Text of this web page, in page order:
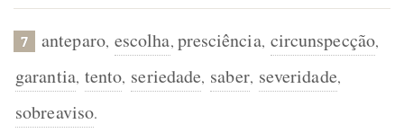
7 anteparo, escolha, presciência, circunspecção,
garantia, tento, seriedade, saber, severidade,
sobreaviso.